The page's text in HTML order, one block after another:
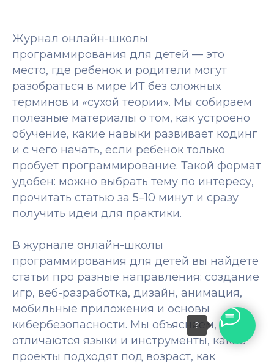
?
Журнал онлайн-школы
программирования для детей — это
место, где ребенок и родители могут
разобраться в мире ИТ без сложных
терминов и «сухой теории». Мы собираем
полезные материалы о том, как устроено
обучение, какие навыки развивает кодинг
и с чего начать, если ребенок только
пробует программирование. Такой формат
удобен: можно выбрать тему по интересу,
прочитать статью за 5–10 минут и сразу
получить идеи для практики.
В журнале онлайн-школы
программирования для детей вы найдете
статьи про разные направления: создание
игр, веб-разработка, дизайн, анимация,
мобильные приложения и основы
кибербезопасности. Мы объясняем, чем
отличаются языки и инструменты, какие
проекты подходят под возраст, как